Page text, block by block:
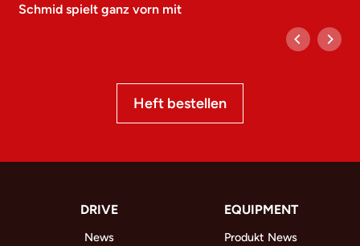
Schmid spielt ganz vorn mit
Heft bestellen
DRIVE
News
EQUIPMENT
Produkt News